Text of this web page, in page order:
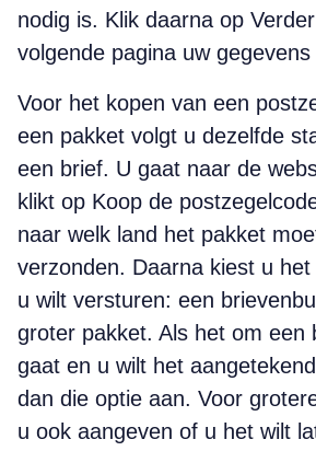
nodig is. Klik daarna op
volgende pagina uw
Voor het kopen van een
een pakket volgt u dezelfde
een brief. U gaat naar de
klikt op Koop de
naar welk land het pakket
verzonden. Daarna kiest u
u wilt versturen: een
groter pakket. Als het om een
gaat en u wilt het
dan die optie aan. Voor
u ook aangeven of u het wilt